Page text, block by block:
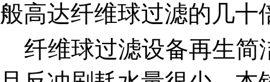
般高达纤维球过滤的几十
纤维球过滤设备再生简